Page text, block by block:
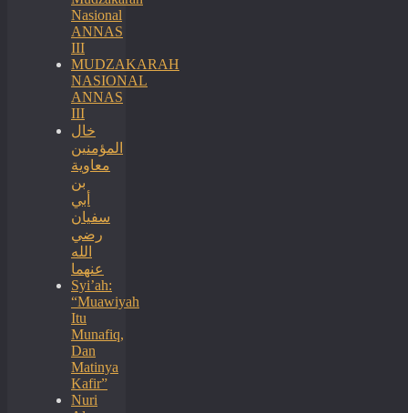
Nasional
ANNAS
III
MUDZAKARAH
NASIONAL
ANNAS
III
خال
المؤمنين
معاوية
بن
أبي
سفيان
رضي
الله
عنهما
Syi’ah:
“Muawiyah
Itu
Munafiq,
Dan
Matinya
Kafir”
Nuri